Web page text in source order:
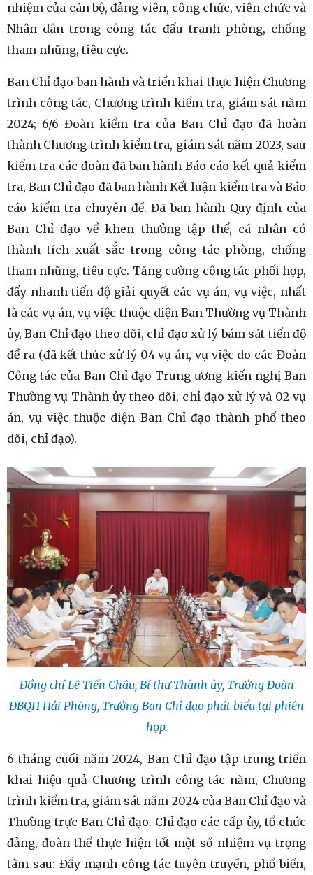
nhiệm của cán bộ, đảng viên, công chức, viên chức và
Nhân dân trong công tác đấu tranh phòng, chống
tham nhũng, tiêu cực.
Ban Chỉ đạo ban hành và triển khai thực hiện Chương
trình công tác, Chương trình kiểm tra, giám sát năm
2024; 6/6 Đoàn kiểm tra của Ban Chỉ đạo đã hoàn
thành Chương trình kiểm tra, giám sát năm 2023, sau
kiểm tra các đoàn đã ban hành Báo cáo kết quả kiểm
tra, Ban Chỉ đạo đã ban hành Kết luận kiểm tra và Báo
cáo kiểm tra chuyên đề. Đã ban hành Quy định của
Ban Chỉ đạo về khen thưởng tập thể, cá nhân có
thành tích xuất sắc trong công tác phòng, chống
tham nhũng, tiêu cực. Tăng cường công tác phối hợp,
đẩy nhanh tiến độ giải quyết các vụ án, vụ việc, nhất
là các vụ án, vụ việc thuộc diện Ban Thường vụ Thành
ủy, Ban Chỉ đạo theo dõi, chỉ đạo xử lý bám sát tiến độ
đề ra (đã kết thúc xử lý 04 vụ án, vụ việc do các Đoàn
Công tác của Ban Chỉ đạo Trung ương kiến nghị Ban
Thường vụ Thành ủy theo dõi, chỉ đạo xử lý và 02 vụ
án, vụ việc thuộc diện Ban Chỉ đạo thành phố theo
dõi, chỉ đạo).
Đồng chí Lê Tiến Châu, Bí thư Thành ủy, Trưởng Đoàn
ĐBQH Hải Phòng, Trưởng Ban Chỉ đạo phát biểu tại phiên
họp.
6 tháng cuối năm 2024, Ban Chỉ đạo tập trung triển
khai hiệu quả Chương trình công tác năm, Chương
trình kiểm tra, giám sát năm 2024 của Ban Chỉ đạo và
Thường trực Ban Chỉ đạo. Chỉ đạo các cấp ủy, tổ chức
đảng, đoàn thể thực hiện tốt một số nhiệm vụ trọng
tâm sau: Đẩy mạnh công tác tuyên truyền, phổ biến,